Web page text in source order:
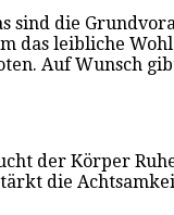
sind die
leibliche
Auf Wunsch
der Körper
die